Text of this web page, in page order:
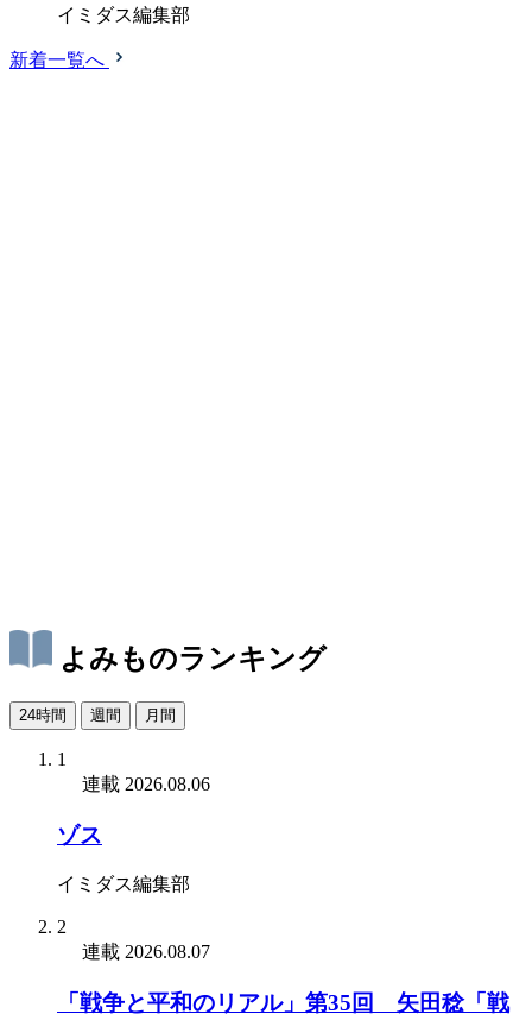
イミダス編集部
新着一覧へ
よみものランキング
24時間 週間 月間
1
連載 2026.08.06
ゾス
イミダス編集部
2
連載 2026.08.07
「戦争と平和のリアル」第35回 矢田稔「戦